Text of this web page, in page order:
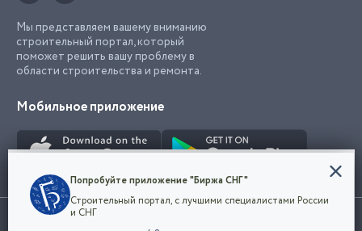
Мы представляем вашему вниманию
строительный портал, который
поможет решить вашу проблему в
области строительства и ремонта.
Мобильное приложение
Использование сайта, в том числе подача объявлений, означает
Конфиденциальность
Мы используем файлы cookie, чтобы сделать
наш сайт удобным для каждого
Попробуйте приложение "Биржа СНГ"
Строительный портал, с лучшими специалистами России
и СНГ